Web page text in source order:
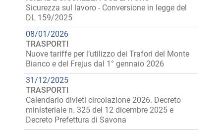
Sicurezza sul lavoro - Conversione in legge del
DL 159/2025
08/01/2026
TRASPORTI
Nuove tariffe per l’utilizzo dei Trafori del Monte
Bianco e del Frejus dal 1° gennaio 2026
31/12/2025
TRASPORTI
Calendario divieti circolazione 2026. Decreto
ministeriale n. 325 del 12 dicembre 2025 e
Decreto Prefettura di Savona